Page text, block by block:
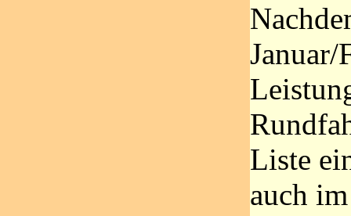
Januar/
Liste
auch